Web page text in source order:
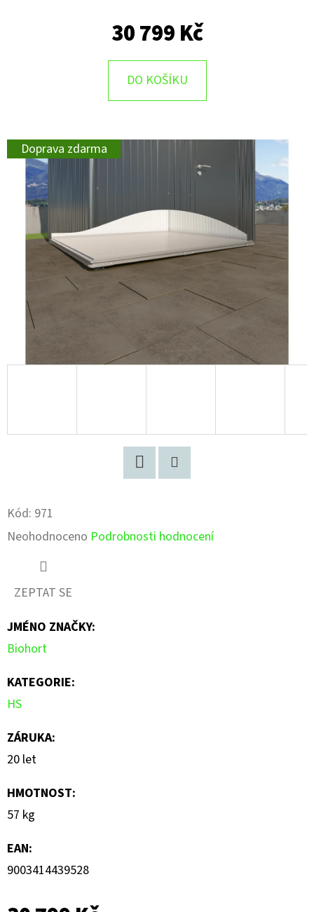
30 799 Kč
DO KOŠÍKU
Doprava zdarma
Kód: 971
Průměrné
hodnocení
0,0
z
5
hvězdiček.
Neohodnoceno Podrobnosti hodnocení
ZEPTAT SE
JMÉNO ZNAČKY:
Biohort
KATEGORIE:
HS
ZÁRUKA:
20 let
HMOTNOST:
57 kg
EAN:
9003414439528